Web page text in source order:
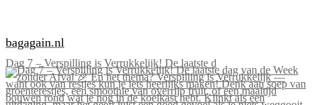
bagagain.nl
Dag 7 – Verspilling is Verrukkelijk! De laatste d